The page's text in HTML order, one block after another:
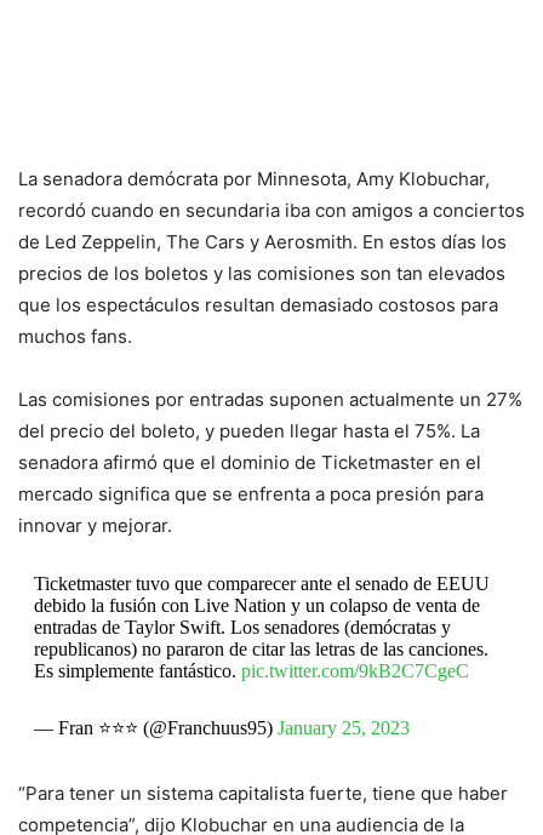
La senadora demócrata por Minnesota, Amy Klobuchar,
recordó cuando en secundaria iba con amigos a conciertos
de Led Zeppelin, The Cars y Aerosmith. En estos días los
precios de los boletos y las comisiones son tan elevados
que los espectáculos resultan demasiado costosos para
muchos fans.
Las comisiones por entradas suponen actualmente un 27%
del precio del boleto, y pueden llegar hasta el 75%. La
senadora afirmó que el dominio de Ticketmaster en el
mercado significa que se enfrenta a poca presión para
innovar y mejorar.
Ticketmaster tuvo que comparecer ante el senado de EEUU
debido la fusión con Live Nation y un colapso de venta de
entradas de Taylor Swift. Los senadores (demócratas y
republicanos) no pararon de citar las letras de las canciones.
Es simplemente fantástico. pic.twitter.com/9kB2C7CgeC
— Fran ⭐️⭐️⭐️ (@Franchuus95) January 25, 2023
“Para tener un sistema capitalista fuerte, tiene que haber
competencia”, dijo Klobuchar en una audiencia de la